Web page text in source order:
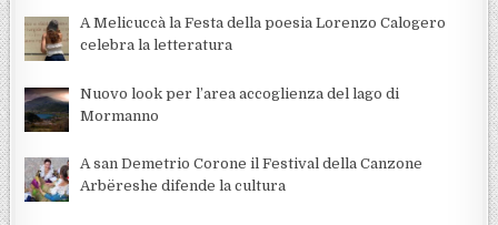
A Melicuccà la Festa della poesia Lorenzo Calogero
celebra la letteratura
Nuovo look per l’area accoglienza del lago di
Mormanno
A san Demetrio Corone il Festival della Canzone
Arbëreshe difende la cultura